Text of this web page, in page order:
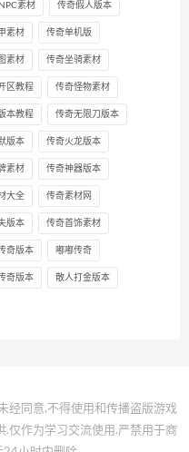
素材 传奇假人版本
素材 传奇单机版
素材 传奇坐骑素材
区教程 传奇怪物素材
本教程 传奇无限刀版本
版本 传奇火龙版本
素材 传奇神器版本
大全 传奇素材网
版本 传奇首饰素材
奇版本 嘟嘟传奇
奇版本 散人打金版本
经同意,不得使用和传播盗版游戏
仅作为学习交流使用.严禁用于商